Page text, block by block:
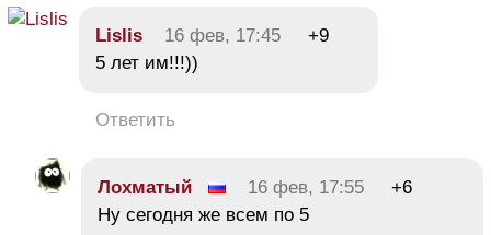
Lislis 16 фев, 17:45
+9
5 лет им!!!))
Ответить
Лохматый 16 фев, 17:55
+6
Ну сегодня же всем по 5